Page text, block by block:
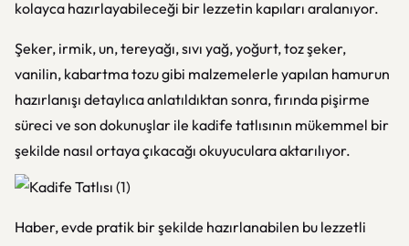
kolayca hazırlayabileceği bir lezzetin kapıları aralanıyor.
Şeker, irmik, un, tereyağı, sıvı yağ, yoğurt, toz şeker,
vanilin, kabartma tozu gibi malzemelerle yapılan hamurun
hazırlanışı detaylıca anlatıldıktan sonra, fırında pişirme
süreci ve son dokunuşlar ile kadife tatlısının mükemmel bir
şekilde nasıl ortaya çıkacağı okuyuculara aktarılıyor.
Haber, evde pratik bir şekilde hazırlanabilen bu lezzetli